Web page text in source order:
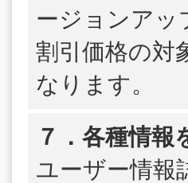
ージョンアッ
割引価格の対
なります。
７．各種情報
ユーザー情報